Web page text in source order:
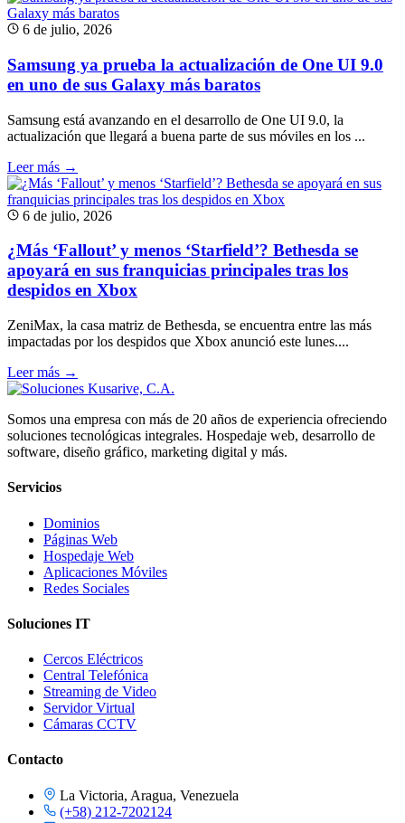
6 de julio, 2026
Samsung ya prueba la actualización de One UI 9.0
en uno de sus Galaxy más baratos
Samsung está avanzando en el desarrollo de One UI 9.0, la
actualización que llegará a buena parte de sus móviles en los ...
Leer más →
6 de julio, 2026
¿Más ‘Fallout’ y menos ‘Starfield’? Bethesda se
apoyará en sus franquicias principales tras los
despidos en Xbox
ZeniMax, la casa matriz de Bethesda, se encuentra entre las más
impactadas por los despidos que Xbox anunció este lunes....
Leer más →
Somos una empresa con más de 20 años de experiencia ofreciendo
soluciones tecnológicas integrales. Hospedaje web, desarrollo de
software, diseño gráfico, marketing digital y más.
Servicios
Dominios
Páginas Web
Hospedaje Web
Aplicaciones Móviles
Redes Sociales
Soluciones IT
Cercos Eléctricos
Central Telefónica
Streaming de Video
Servidor Virtual
Cámaras CCTV
Contacto
La Victoria, Aragua, Venezuela
(+58) 212-7202124